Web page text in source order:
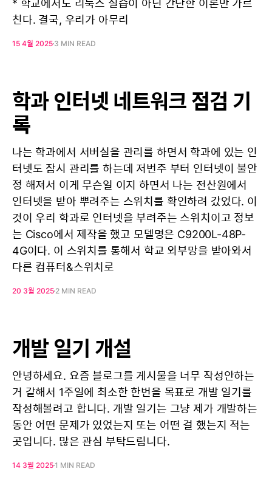
* 학교에서도 리눅스 실습이 아닌 간단한 이론만 가르
친다. 결국, 우리가 아무리
15 4월 2025 3 MIN READ
학과 인터넷 네트워크 점검 기
록
나는 학과에서 서버실을 관리를 하면서 학과에 있는 인
터넷도 잠시 관리를 하는데 저번주 부터 인터넷이 불안
정 해져서 이게 무슨일 이지 하면서 나는 전산원에서
인터넷을 받아 뿌려주는 스위치를 확인하려 갔었다. 이
것이 우리 학과로 인터넷을 부려주는 스위치이고 정보
는 Cisco에서 제작을 했고 모델명은 C9200L-48P-
4G이다. 이 스위치를 통해서 학교 외부망을 받아와서
다른 컴퓨터&스위치로
20 3월 2025 2 MIN READ
개발 일기 개설
안녕하세요. 요즘 블로그를 게시물을 너무 작성안하는
거 같해서 1주일에 최소한 한번을 목표로 개발 일기를
작성해볼려고 합니다. 개발 일기는 그냥 제가 개발하는
동안 어떤 문제가 있었는지 또는 어떤 걸 했는지 적는
곳입니다. 많은 관심 부탁드림니다.
14 3월 20251 MIN READ